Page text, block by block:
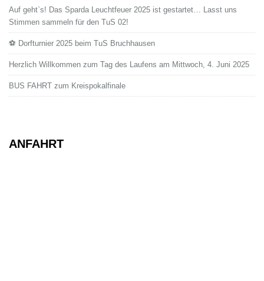
Auf geht`s! Das Sparda Leuchtfeuer 2025 ist gestartet… Lasst uns
Stimmen sammeln für den TuS 02!
⚽ Dorfturnier 2025 beim TuS Bruchhausen
Herzlich Willkommen zum Tag des Laufens am Mittwoch, 4. Juni 2025
BUS FAHRT zum Kreispokalfinale
ANFAHRT